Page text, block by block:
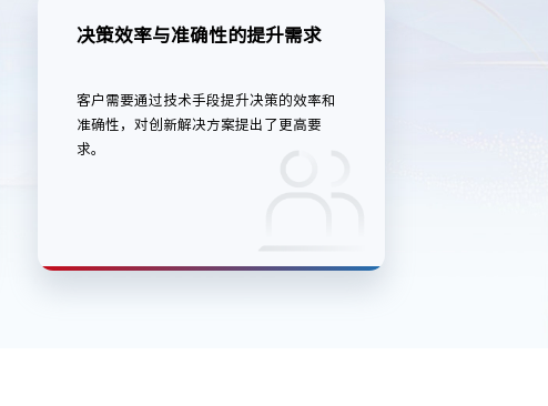
决策效率与准确性的提升需求
客户需要通过技术手段提升决策的效率和
准确性，对创新解决方案提出了更高要
求。